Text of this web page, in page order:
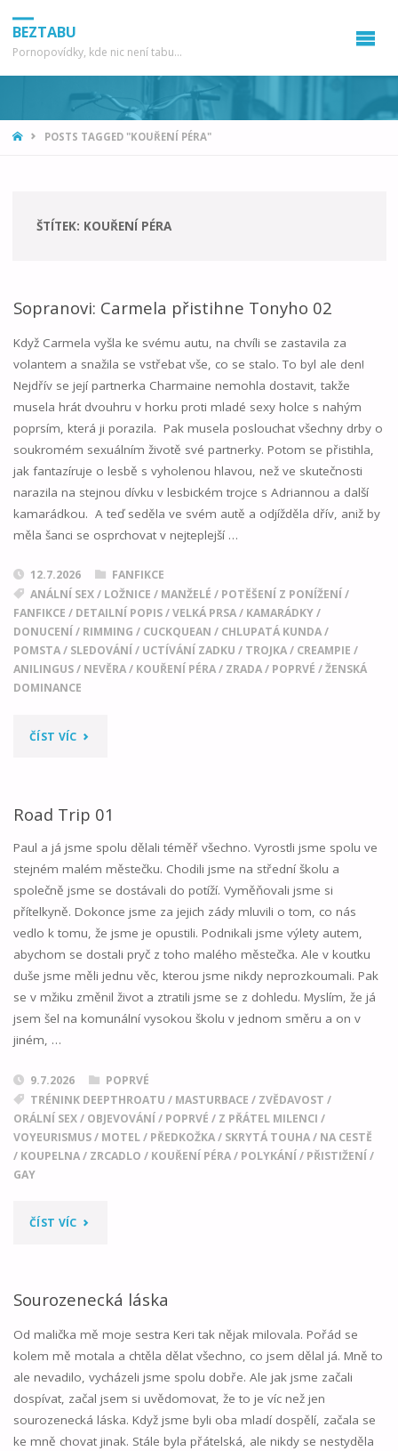
BEZTABU
Pornopovídky, kde nic není tabu...
HOMEPOSTS TAGGED "KOUŘENÍ PÉRA"
ŠTÍTEK: KOUŘENÍ PÉRA
Sopranovi: Carmela přistihne Tonyho 02
Když Carmela vyšla ke svému autu, na chvíli se zastavila za
volantem a snažila se vstřebat vše, co se stalo. To byl ale den!
Nejdřív se její partnerka Charmaine nemohla dostavit, takže
musela hrát dvouhru v horku proti mladé sexy holce s nahým
poprsím, která ji porazila. Pak musela poslouchat všechny drby o
soukromém sexuálním životě své partnerky. Potom se přistihla,
jak fantazíruje o lesbě s vyholenou hlavou, než ve skutečnosti
narazila na stejnou dívku v lesbickém trojce s Adriannou a další
kamarádkou. A teď seděla ve svém autě a odjížděla dřív, aniž by
měla šanci se osprchovat v nejteplejší …
12.7.2026
FANFIKCE
ANÁLNÍ SEX/ LOŽNICE / MANŽELÉ / POTĚŠENÍ Z PONÍŽENÍ /
FANFIKCE / DETAILNÍ POPIS/VELKÁ PRSA/ KAMARÁDKY/
DONUCENÍ / RIMMING / CUCKQUEAN / CHLUPATÁ KUNDA/
POMSTA/ SLEDOVÁNÍ / UCTÍVÁNÍ ZADKU / TROJKA/ CREAMPIE /
ANILINGUS/ NEVĚRA/ KOUŘENÍ PÉRA/ ZRADA/ POPRVÉ /ŽENSKÁ
DOMINANCE
ČÍST VÍC"SOPRANOVI:
PŘISTIHNE
TONYHO
02"
Road Trip 01
Paul a já jsme spolu dělali téměř všechno. Vyrostli jsme spolu ve
stejném malém městečku. Chodili jsme na střední školu a
společně jsme se dostávali do potíží. Vyměňovali jsme si
přítelkyně. Dokonce jsme za jejich zády mluvili o tom, co nás
vedlo k tomu, že jsme je opustili. Podnikali jsme výlety autem,
abychom se dostali pryč z toho malého městečka. Ale v koutku
duše jsme měli jednu věc, kterou jsme nikdy neprozkoumali. Pak
se v mžiku změnil život a ztratili jsme se z dohledu. Myslím, že já
jsem šel na komunální vysokou školu v jednom směru a on v
jiném, …
9.7.2026
POPRVÉ
TRÉNINK DEEPTHROATU / MASTURBACE / ZVĚDAVOST /
ORÁLNÍ SEX/ OBJEVOVÁNÍ / POPRVÉ / Z PŘÁTEL MILENCI /
VOYEURISMUS/ MOTEL/ PŘEDKOŽKA/ SKRYTÁ TOUHA/ NA CESTĚ
/ KOUPELNA/ ZRCADLO / KOUŘENÍ PÉRA/ POLYKÁNÍ / PŘISTIŽENÍ /
GAY
ČÍST VÍC"ROAD
Sourozenecká láska
Od malička mě moje sestra Keri tak nějak milovala. Pořád se
kolem mě motala a chtěla dělat všechno, co jsem dělal já. Mně to
ale nevadilo, vycházeli jsme spolu dobře. Ale jak jsme začali
dospívat, začal jsem si uvědomovat, že to je víc než jen
sourozenecká láska. Když jsme byli oba mladí dospělí, začala se
ke mně chovat jinak. Stále byla přátelská, ale nikdy se nestyděla